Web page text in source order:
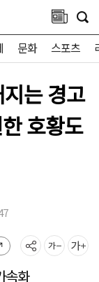
문화 스포츠
는 경고
호황도
속화